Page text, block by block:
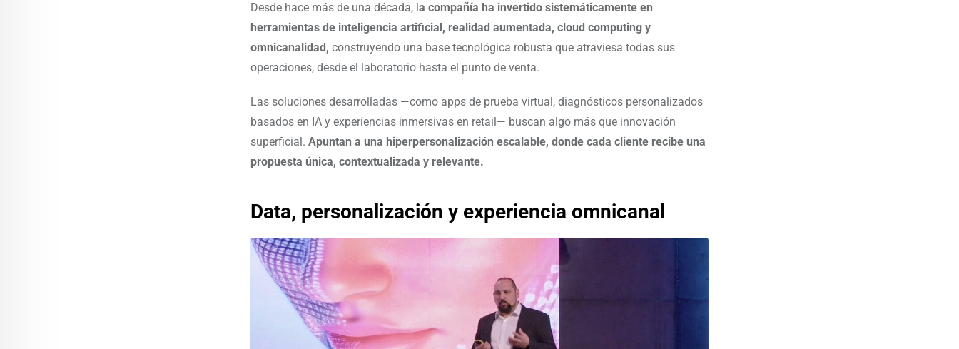
Desde hace más de una década, l a compañía ha invertido sistemáticamente en
herramientas de inteligencia artificial, realidad aumentada, cloud computing y
omnicanalidad, construyendo una base tecnológica robusta que atraviesa todas sus
operaciones, desde el laboratorio hasta el punto de venta.
Las soluciones desarrolladas —como apps de prueba virtual, diagnósticos personalizados
basados en IA y experiencias inmersivas en retail— buscan algo más que innovación
superficial. Apuntan a una hiperpersonalización escalable, donde cada cliente recibe una
propuesta única, contextualizada y relevante.
Data, personalización y experiencia omnicanal